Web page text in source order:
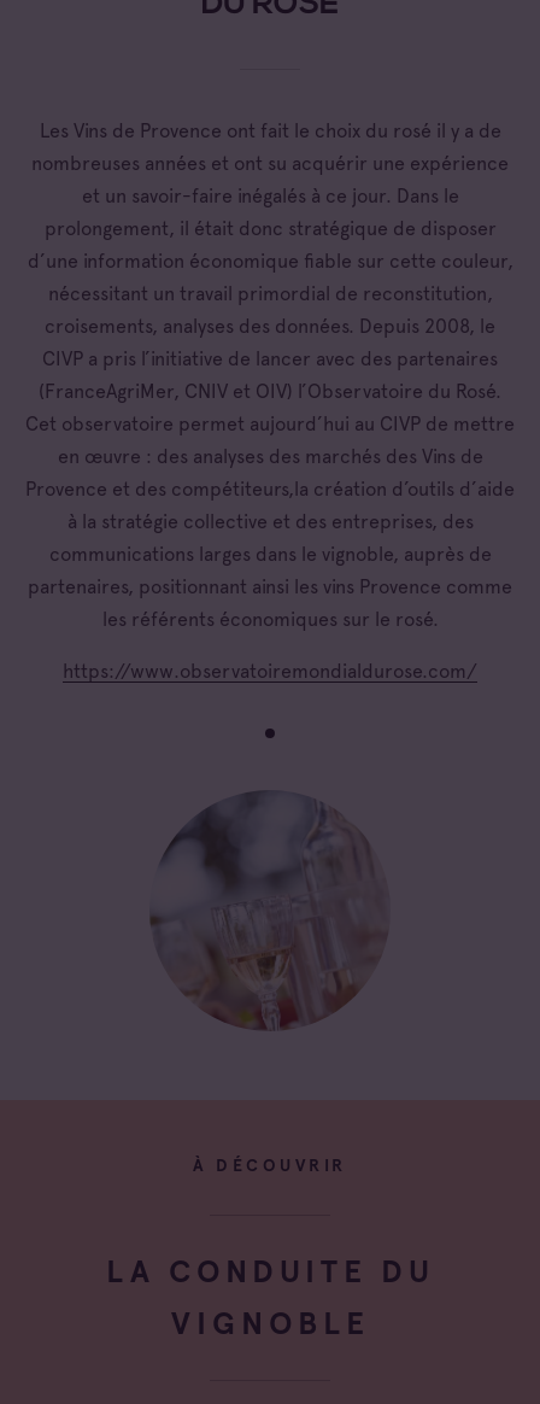
Les Vins de Provence ont fait le choix du rosé il y a de
nombreuses années et ont su acquérir une expérience
et un savoir-faire inégalés à ce jour. Dans le
prolongement, il était donc stratégique de disposer
d’une information économique fiable sur cette couleur,
nécessitant un travail primordial de reconstitution,
croisements, analyses des données. Depuis 2008, le
CIVP a pris l’initiative de lancer avec des partenaires
(FranceAgriMer, CNIV et OIV) l’Observatoire du Rosé.
Cet observatoire permet aujourd’hui au CIVP de mettre
en œuvre : des analyses des marchés des Vins de
Provence et des compétiteurs,la création d’outils d’aide
à la stratégie collective et des entreprises, des
communications larges dans le vignoble, auprès de
partenaires, positionnant ainsi les vins Provence comme
les référents économiques sur le rosé.
https://www.observatoiremondialdurose.com/
À DÉCOUVRIR
LA CONDUITE DU
VIGNOBLE